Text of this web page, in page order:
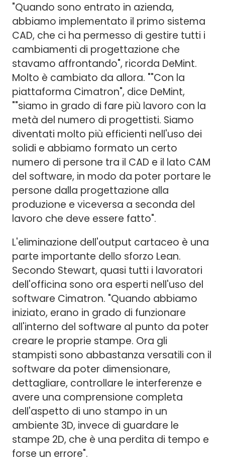
"Quando sono entrato in azienda,
abbiamo implementato il primo sistema
CAD, che ci ha permesso di gestire tutti i
cambiamenti di progettazione che
stavamo affrontando", ricorda DeMint.
Molto è cambiato da allora. ""Con la
piattaforma Cimatron", dice DeMint,
""siamo in grado di fare più lavoro con la
metà del numero di progettisti. Siamo
diventati molto più efficienti nell'uso dei
solidi e abbiamo formato un certo
numero di persone tra il CAD e il lato CAM
del software, in modo da poter portare le
persone dalla progettazione alla
produzione e viceversa a seconda del
lavoro che deve essere fatto".
L'eliminazione dell'output cartaceo è una
parte importante dello sforzo Lean.
Secondo Stewart, quasi tutti i lavoratori
dell'officina sono ora esperti nell'uso del
software Cimatron. "Quando abbiamo
iniziato, erano in grado di funzionare
all'interno del software al punto da poter
creare le proprie stampe. Ora gli
stampisti sono abbastanza versatili con il
software da poter dimensionare,
dettagliare, controllare le interferenze e
avere una comprensione completa
dell'aspetto di uno stampo in un
ambiente 3D, invece di guardare le
stampe 2D, che è una perdita di tempo e
forse un errore".